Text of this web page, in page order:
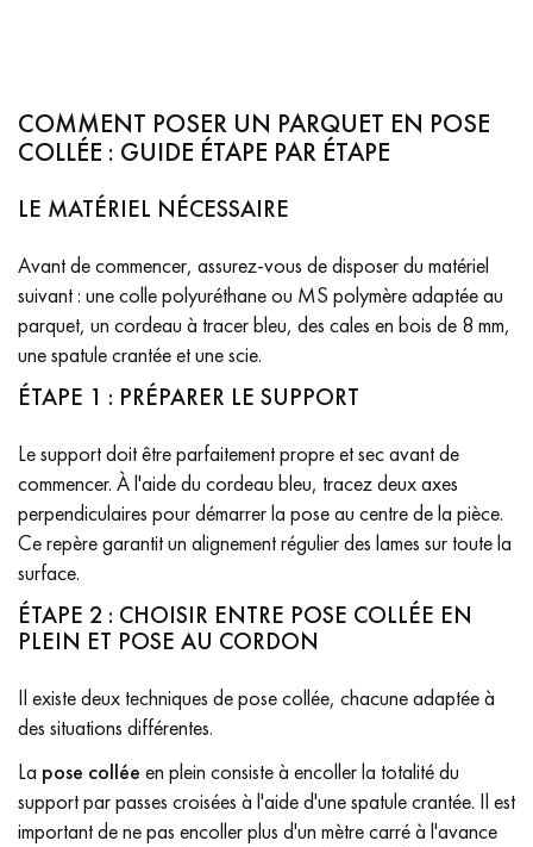
Demandez un rendez-vous personnalisé
Obtenez un devis gratuit !
COMMENT POSER UN PARQUET EN POSE
COLLÉE : GUIDE ÉTAPE PAR ÉTAPE
LE MATÉRIEL NÉCESSAIRE
Avant de commencer, assurez-vous de disposer du matériel
suivant : une colle polyuréthane ou MS polymère adaptée au
parquet, un cordeau à tracer bleu, des cales en bois de 8 mm,
une spatule crantée et une scie.
ÉTAPE 1 : PRÉPARER LE SUPPORT
Le support doit être parfaitement propre et sec avant de
commencer. À l'aide du cordeau bleu, tracez deux axes
perpendiculaires pour démarrer la pose au centre de la pièce.
Ce repère garantit un alignement régulier des lames sur toute la
surface.
ÉTAPE 2 : CHOISIR ENTRE POSE COLLÉE EN
PLEIN ET POSE AU CORDON
Il existe deux techniques de pose collée, chacune adaptée à
des situations différentes.
La pose collée en plein consiste à encoller la totalité du
support par passes croisées à l'aide d'une spatule crantée. Il est
important de ne pas encoller plus d'un mètre carré à l'avance